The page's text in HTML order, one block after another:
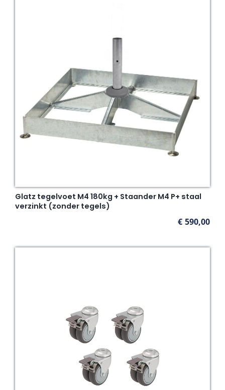
Glatz tegelvoet M4 180kg + Staander M4 P+ staal
verzinkt (zonder tegels)
€ 590,00